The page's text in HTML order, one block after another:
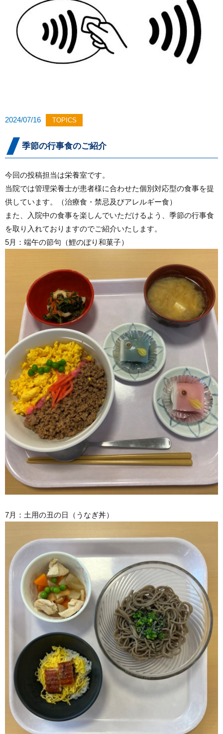
2024/07/16 TOPICS
季節の行事食のご紹介
今回の投稿担当は栄養室です。
当院では管理栄養士が患者様に合わせた個別対応型の食事を提
供しています。（治療食・禁忌及びアレルギー食）
また、入院中の食事を楽しんでいただけるよう、季節の行事食
を取り入れておりますのでご紹介いたします。
5月：端午の節句（鯉のぼり和菓子）
7月：土用の丑の日（うなぎ丼）